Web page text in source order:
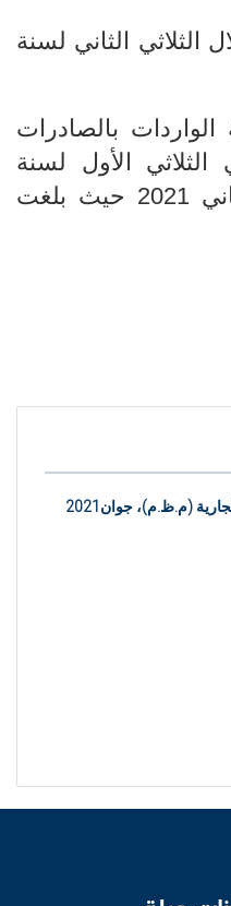
الثلاثي الثاني لسنة
بالصادرات
نقطة في الثلاثي الأول لسنة
2021 مقارنة الثلاثي الثاني 2021 حيث بلغت
(م.ظ.م)، جوان2021